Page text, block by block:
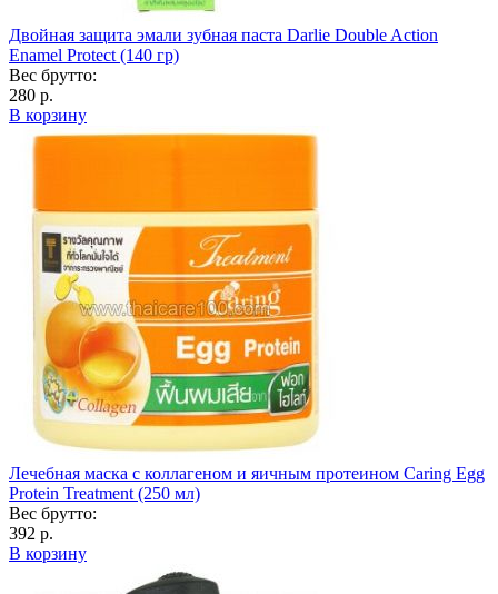
Двойная защита эмали зубная паста Darlie Double Action
Enamel Protect (140 гр)
Вес брутто:
280 р.
В корзину
Лечебная маска с коллагеном и яичным протеином Caring Egg
Protein Treatment (250 мл)
Вес брутто:
392 р.
В корзину